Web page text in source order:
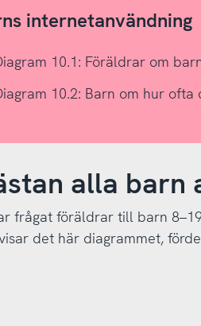
internetanvändning
10.1: Föräldrar om
10.2: Barn om hur
alla barn
frågat föräldrar till barn
det här diagrammet,